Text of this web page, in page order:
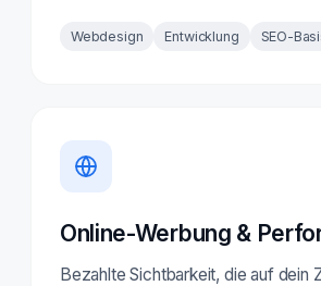
Webdesign Entwicklung SEO-
Online-Werbung &
Bezahlte Sichtbarkeit, die auf dein